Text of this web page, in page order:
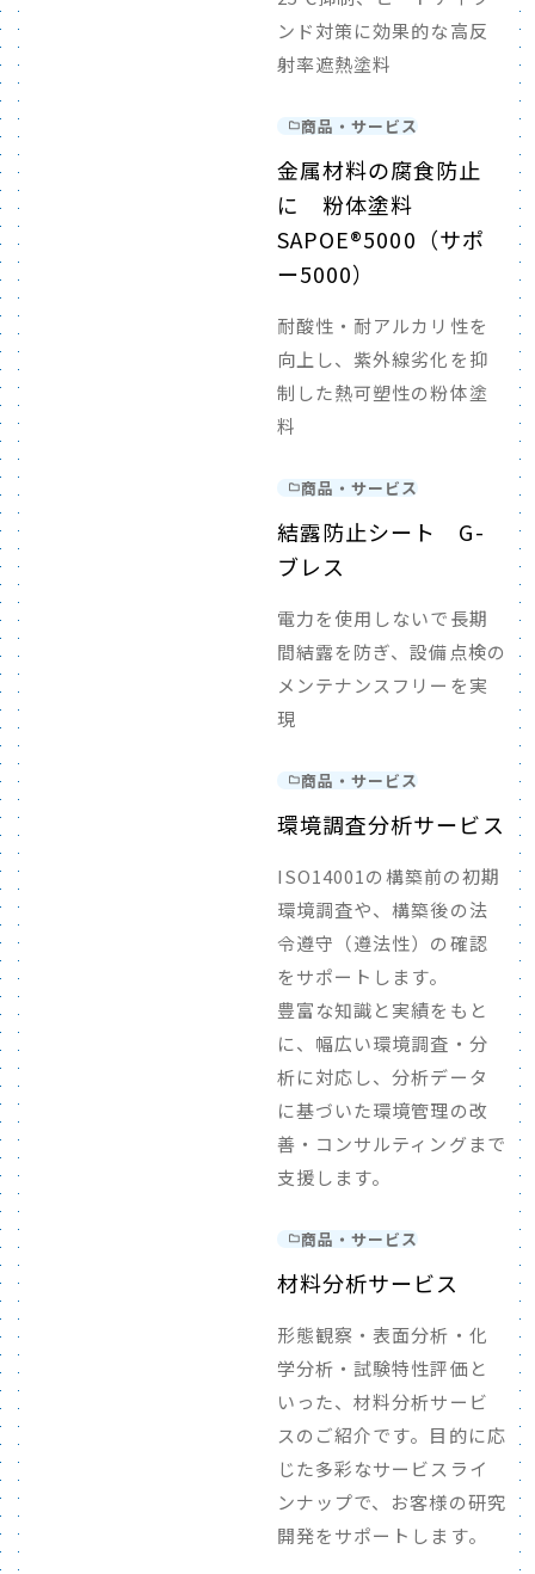
ンド対策に効果的な高反
射率遮熱塗料
商品・サービス
金属材料の腐食防止
に 粉体塗料
SAPOE®5000（サポ
ー5000）
耐酸性・耐アルカリ性を
向上し、紫外線劣化を抑
制した熱可塑性の粉体塗
料
商品・サービス
結露防止シート G-
ブレス
電力を使用しないで長期
間結露を防ぎ、設備点検の
メンテナンスフリーを実
現
商品・サービス
環境調査分析サービス
ISO14001の構築前の初期
環境調査や、構築後の法
令遵守（遵法性）の確認
をサポートします。
豊富な知識と実績をもと
に、幅広い環境調査・分
析に対応し、分析データ
に基づいた環境管理の改
善・コンサルティングまで
支援します。
商品・サービス
材料分析サービス
形態観察・表面分析・化
学分析・試験特性評価と
いった、材料分析サービ
スのご紹介です。目的に応
じた多彩なサービスライ
ンナップで、お客様の研究
開発をサポートします。